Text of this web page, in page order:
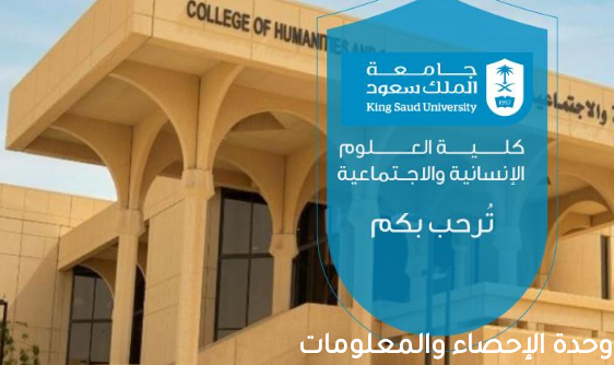
وحدة الإحصاء والمعلومات